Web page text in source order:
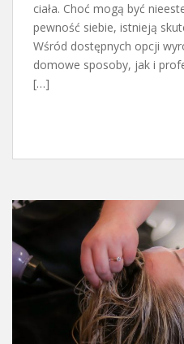
ciała. Choć mogą być
pewność siebie, istnieją
Wśród dostępnych opcji
domowe sposoby, jak i
[…]